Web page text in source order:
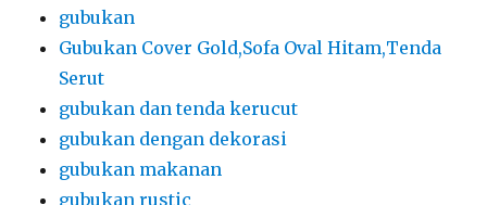
gubukan
Gubukan Cover Gold,Sofa Oval Hitam,Tenda
Serut
gubukan dan tenda kerucut
gubukan dengan dekorasi
gubukan makanan
gubukan rustic